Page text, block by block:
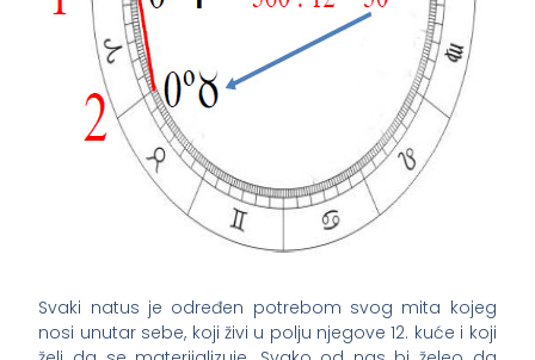
Svaki natus je određen potrebom svog mita kojeg
nosi unutar sebe, koji živi u polju njegove 12. kuće i koji